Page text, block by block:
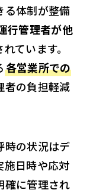
る体制が整備
行管理者が他
ています。
各営業所での
者の負担軽減
時の状況はデ
施日時や応対
確に管理され